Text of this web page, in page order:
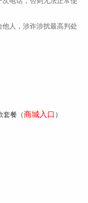
人，涉诈涉扰最高判处
套餐（商城入口 ）